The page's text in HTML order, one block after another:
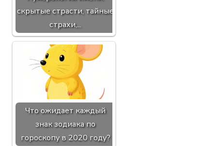
скрытые страсти, тайные
страхи,...
Что ожидает каждый
знак зодиака по
гороскопу в 2020 году?